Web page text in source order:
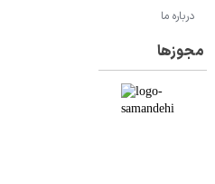
درباره ما
مجوزها